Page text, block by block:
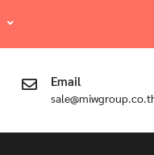
Email